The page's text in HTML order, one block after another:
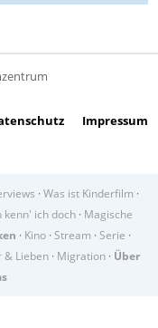
Impressum
· Was ist Kinderfilm ·
kenn' ich doch· Magische
· Kino · Stream · Serie ·
& Lieben · Migration · Über